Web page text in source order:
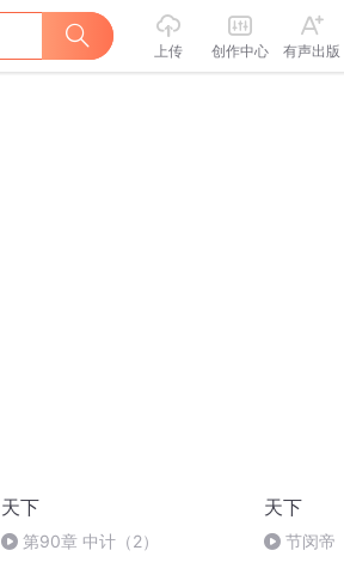
上传 创作中心 有声出版
天下
第90章 中计（2）
天下
节闵帝